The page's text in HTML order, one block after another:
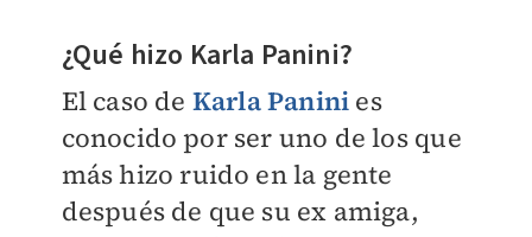
¿Qué hizo Karla Panini?
El caso de Karla Panini es
conocido por ser uno de los que
más hizo ruido en la gente
después de que su ex amiga,